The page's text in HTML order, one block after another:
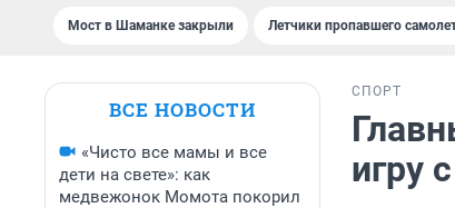
Мост в Шаманке закрыли Летчики пропавшего
ВСЕ НОВОСТИ
«Чисто все мамы и все
дети на свете»: как
медвежонок Момота покорил
СПОРТ
игру